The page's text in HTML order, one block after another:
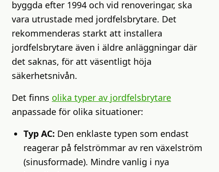
byggda efter 1994 och vid renoveringar, ska
vara utrustade med jordfelsbrytare. Det
rekommenderas starkt att installera
jordfelsbrytare även i äldre anläggningar där
det saknas, för att väsentligt höja
säkerhetsnivån.
Det finns olika typer av jordfelsbrytare
anpassade för olika situationer:
Typ AC: Den enklaste typen som endast
reagerar på felströmmar av ren växelström
(sinusformade). Mindre vanlig i nya